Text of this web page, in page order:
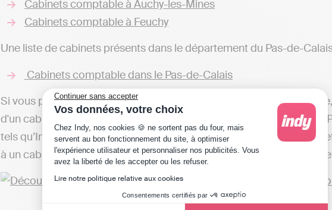
Continuer sans accepter
Vos données, votre choix
Plateforme de Gestion du Consentement :
Chez Indy, nos cookies 🍪 ne sortent pas du four, mais
servent au bon fonctionnement du site, à optimiser
l'expérience utilisateur et personnaliser nos publicités. Vous
avez la liberté de les accepter ou les refuser.
Lire notre politique relative aux cookies
Consentements certifiés par
Axeptio consent
Cabinets comptable à Auchy-les-Mines
Cabinets comptable à Feuchy
Une liste de cabinets présents dans le département du Pas-de-
Cabinets comptable dans le Pas-de-Calais
Si vous préférez tenir votre comptabilité en ligne en toute
d'un cabinet comptable près de chez vous, dans le département du
tels qu’Indy, qui permettent d’automatiser sa comptabilité et
à un cabinet comptable qui réalisent toutes ces actions à votre